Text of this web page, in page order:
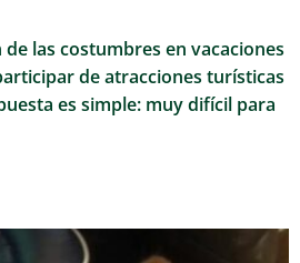
las costumbres en vacaciones
de atracciones turísticas
es simple: muy difícil para